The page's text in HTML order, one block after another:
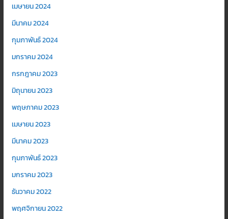
เมษายน 2024
มีนาคม 2024
กุมภาพันธ์ 2024
มกราคม 2024
กรกฎาคม 2023
มิถุนายน 2023
พฤษภาคม 2023
เมษายน 2023
มีนาคม 2023
กุมภาพันธ์ 2023
มกราคม 2023
ธันวาคม 2022
พฤศจิกายน 2022